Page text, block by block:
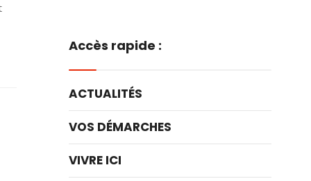
Accès rapide :
ACTUALITÉS
VOS DÉMARCHES
VIVRE ICI